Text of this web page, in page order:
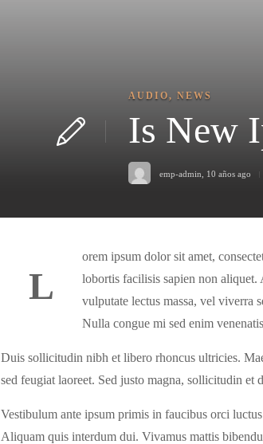
AUDIO, NEWS
Is New
emp-admin 10 años ago
L
orem ipsum dolor sit amet,
lobortis facilisis sapien non aliquet.
vulputate lectus massa, vel viverra
Nulla congue mi sed enim
Duis sollicitudin nibh et libero rhoncus ultricies.
sed feugiat laoreet. Sed justo magna, sollicitudin
Vestibulum ante ipsum primis in faucibus orci
Aliquam quis interdum dui. Vivamus mattis